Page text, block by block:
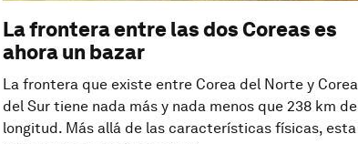
La frontera entre las dos Coreas es
ahora un bazar
La frontera que existe entre Corea del Norte y Corea
del Sur tiene nada más y nada menos que 238 km de
longitud. Más allá de las características físicas, esta